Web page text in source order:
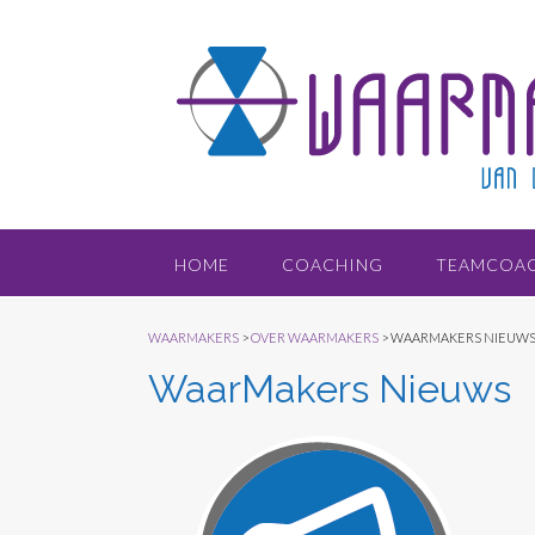
HOME COACHING
WAARMAKERS >OVER WAARMAKERS >WAARMAKERS NIEUWS
WaarMakers Nieuws